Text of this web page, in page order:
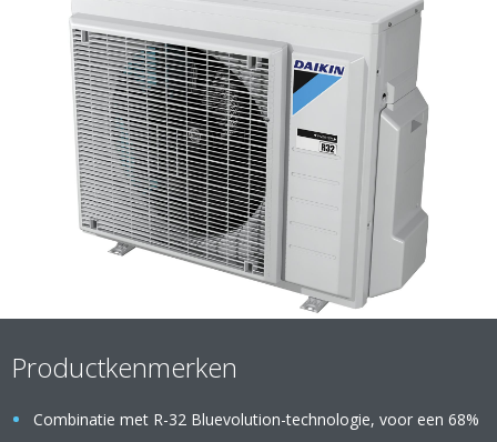
Productkenmerken
Combinatie met R-32 Bluevolution-technologie, voor een 68%